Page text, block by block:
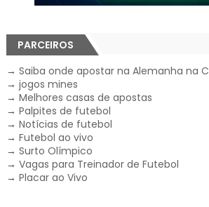
PARCEIROS
→ Saiba onde apostar na Alemanha na
→ jogos mines
→ Melhores casas de apostas
→ Palpites de futebol
→ Notícias de futebol
→ Futebol ao vivo
→ Surto Olímpico
→ Vagas para Treinador de Futebol
→ Placar ao Vivo